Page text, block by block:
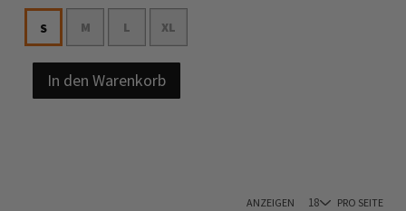
S M L XL
In den Warenkorb
ANZEIGEN PRO SEITE